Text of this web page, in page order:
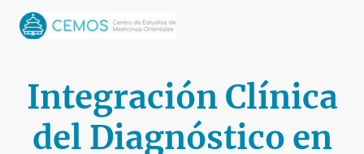
Integración Clínica
del Diagnóstico en